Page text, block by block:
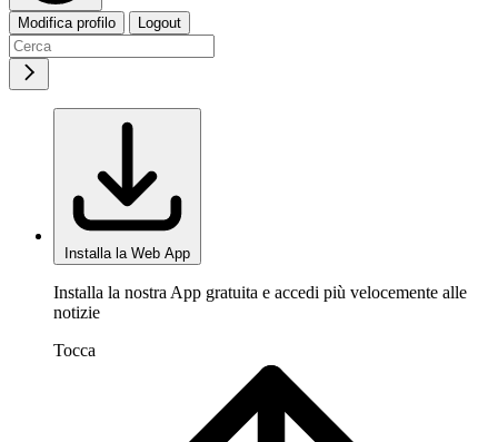
Modifica profilo Logout
Installa la Web App
Installa la nostra App gratuita e accedi più velocemente alle
notizie
Tocca